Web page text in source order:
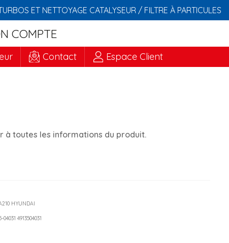
ET NETTOYAGE CATALYSEUR / FILTRE À PARTICULES
COMPTE
Contact Espace Client
à toutes les informations du produit.
HYUNDAI
04031 4913504031